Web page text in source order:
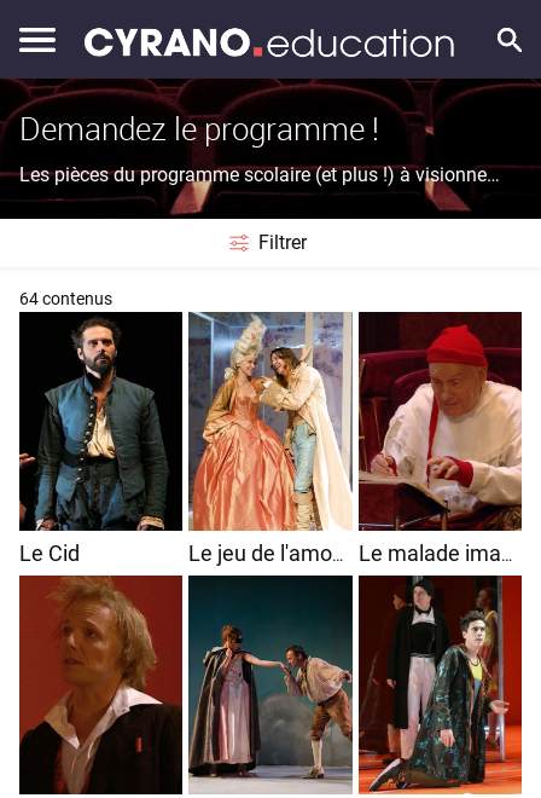
Demandez le programme !
Les pièces du programme scolaire (et plus !) à visionner
et à étudier en classe
Filtrer
64 contenus
Le Cid Le jeu de l'amour et du hasard Le malade imaginaire